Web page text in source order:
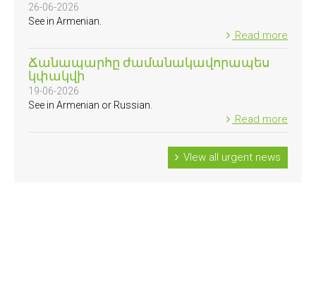
26-06-2026
See in Armenian.
Read more
Ճանապարհը ժամանակավորապես
կփակվի
19-06-2026
See in Armenian or Russian.
Read more
VIew all urgent news